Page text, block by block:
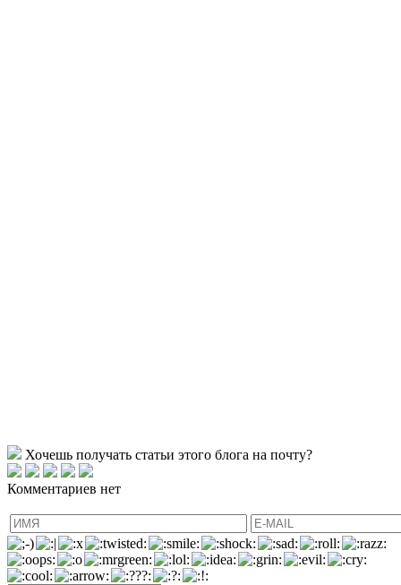
Хочешь получать статьи этого блога на почту?
Комментариев нет